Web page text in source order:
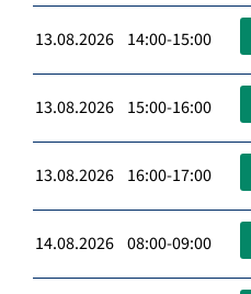
13.08.2026 14:00-15:00
13.08.2026 15:00-16:00
13.08.2026 16:00-17:00
14.08.2026 08:00-09:00